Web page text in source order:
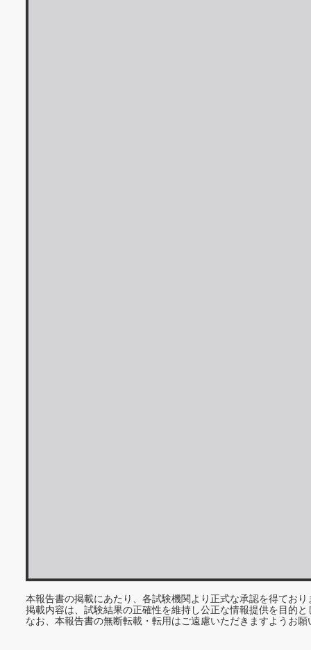
本報告書の掲載にあたり、各試験機関より正式な承認を得ており
掲載内容は、試験結果の正確性を維持し公正な情報提供を目的と
なお、本報告書の無断転載・転用はご遠慮いただきますようお